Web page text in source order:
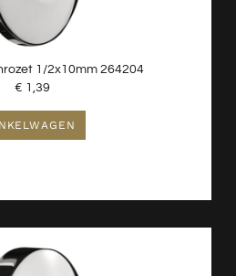
1/2x10mm 264204
€ 1,39